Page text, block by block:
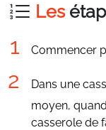
Les
Commencer
Dans une
moyen,
casserole de